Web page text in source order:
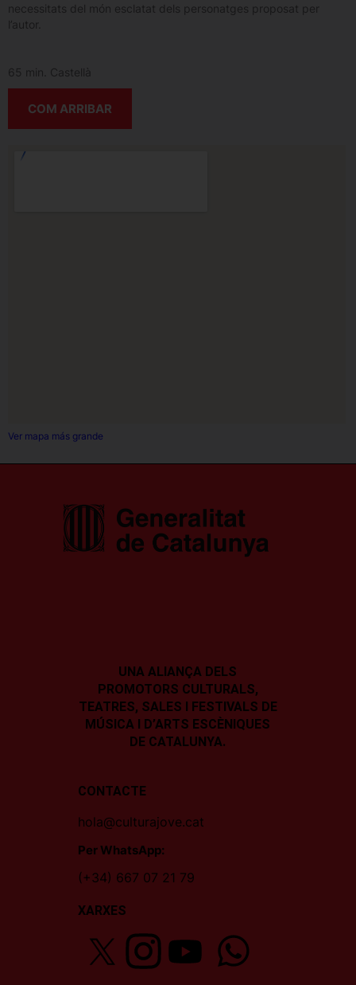
necessitats del món esclatat dels personatges proposat per
l’autor.
65 min. Castellà
COM ARRIBAR
Ver mapa más grande
UNA ALIANÇA DELS
PROMOTORS CULTURALS,
TEATRES, SALES I FESTIVALS DE
MÚSICA I D’ARTS ESCÈNIQUES
DE CATALUNYA.
CONTACTE
hola@culturajove.cat
Per WhatsApp:
(+34) 667 07 21 79
XARXES